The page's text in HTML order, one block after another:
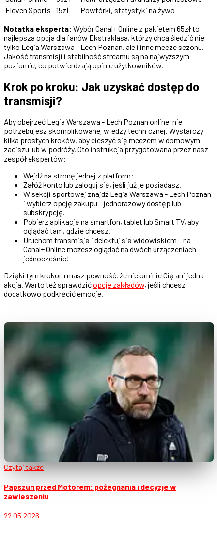
Eleven Sports
15zł
Powtórki, statystyki na żywo
Notatka eksperta: Wybór Canal+ Online z pakietem 65zł to
najlepsza opcja dla fanów Ekstraklasa, którzy chcą śledzić nie
tylko Legia Warszawa - Lech Poznan, ale i inne mecze sezonu.
Jakość transmisji i stabilność streamu są na najwyższym
poziomie, co potwierdzają opinie użytkowników.
Krok po kroku: Jak uzyskać dostęp do
transmisji?
Aby obejrzeć Legia Warszawa - Lech Poznan online, nie
potrzebujesz skomplikowanej wiedzy technicznej. Wystarczy
kilka prostych kroków, aby cieszyć się meczem w domowym
zaciszu lub w podróży. Oto instrukcja przygotowana przez nasz
zespół ekspertów:
Wejdź na stronę jednej z platform:
Załóż konto lub zaloguj się, jeśli już je posiadasz.
W sekcji sportowej znajdź Legia Warszawa - Lech Poznan
i wybierz opcję zakupu – jednorazowy dostęp lub
subskrypcję.
Pobierz aplikację na smartfon, tablet lub Smart TV, aby
oglądać tam, gdzie chcesz.
Uruchom transmisję i delektuj się widowiskiem – na
Canal+ Online możesz oglądać na dwóch urządzeniach
jednocześnie!
Dzięki tym krokom masz pewność, że nie ominie Cię ani jedna
akcja. Warto też sprawdzićopcje zakładów, jeśli chcesz
dodatkowo podkręcić emocje.
Czytaj także
Papszun przed Motorem: pożegnania i decyzje w
zawieszeniu
22.05.2026